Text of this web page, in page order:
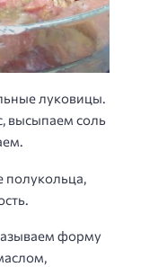
луковицы.
высыпаем соль
полукольца,
форму